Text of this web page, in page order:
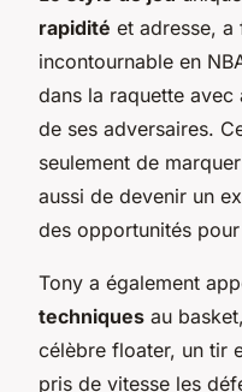
rapidité et adresse, a
incontournable en
dans la raquette
de ses adversaires.
seulement de
aussi de devenir un
des opportunités
Tony a également
techniques au
célèbre floater, un tir
pris de vitesse les